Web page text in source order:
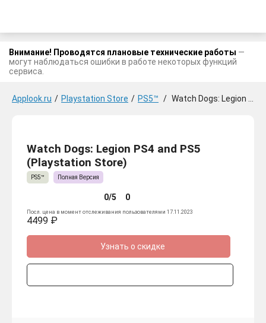
Внимание! Проводятся плановые технические работы —
могут наблюдаться ошибки в работе некоторых функций
сервиса.
Applook.ru / Playstation Store / PS5™ / Watch Dogs: Legion PS4 and PS5
Watch Dogs: Legion PS4 and PS5
(Playstation Store)
PS5™ Полная Версия
0/5 0
Посл. цена в момент отслеживания пользователями 17.11.2023
4499 ₽
Узнать о скидке